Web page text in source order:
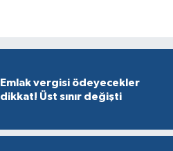
Emlak vergisi ödeyecekler
dikkat! Üst sınır değişti